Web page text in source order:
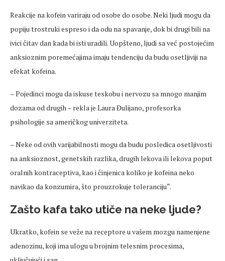
Reakcije na kofein variraju od osobe do osobe. Neki ljudi mogu da
popiju trostruki espreso i da odu na spavanje, dok bi drugi bili na
ivici čitav dan kada bi isti uradili. Uopšteno, ljudi sa već postojećim
anksioznim poremećajima imaju tendenciju da budu osetljiviji na
efekat kofeina.
– Pojedinci mogu da iskuse teskobu i nervozu sa mnogo manjim
dozama od drugih – rekla je Laura Đulijano, profesorka
psihologije sa američkog univerziteta.
– Neke od ovih varijabilnosti mogu da budu posledica osetljivosti
na anksioznost, genetskih razlika, drugih lekova ili lekova poput
oralnih kontraceptiva, kao i činjenica koliko je kofeina neko
navikao da konzumira, što prouzrokuje toleranciju“.
Zašto kafa tako utiče na neke ljude?
Ukratko, kofein se veže na receptore u vašem mozgu namenjene
adenozinu, koji ima ulogu u brojnim telesnim procesima,